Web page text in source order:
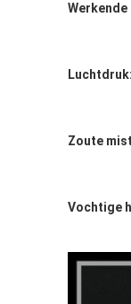
Zoute
Vochtige